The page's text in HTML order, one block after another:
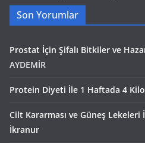
Son Yorumlar
Prostat İçin Şifalı Bitkiler ve
AYDEMİR
Protein Diyeti İle 1 Haftada 4
Cilt Kararması ve Güneş
İkranur